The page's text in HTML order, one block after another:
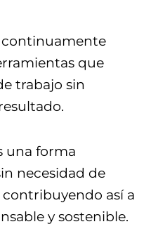
continuamente
que
trabajo sin
una forma
necesidad de
así a
y sostenible.